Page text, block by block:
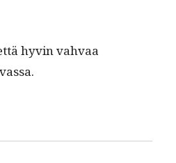
hyvin vah­vaa